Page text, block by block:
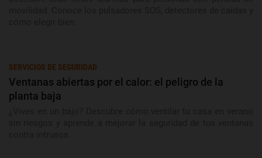
SERVICIOS DE SEGURIDAD
Ventanas abiertas por el calor: el peligro de la
planta baja